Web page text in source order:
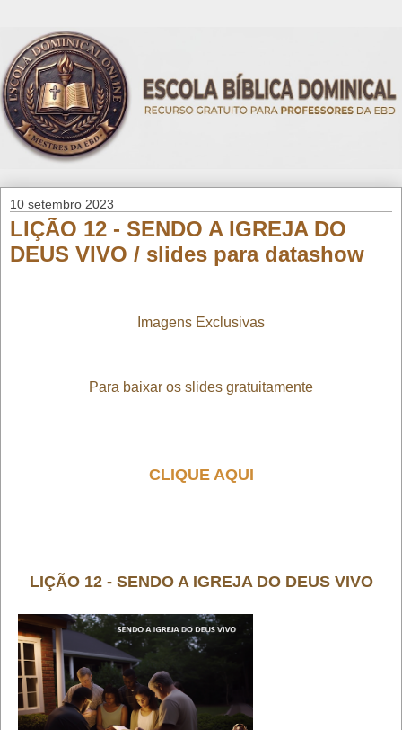
10 setembro 2023
LIÇÃO 12 - SENDO A IGREJA DO
DEUS VIVO / slides para datashow
Imagens Exclusivas
Para baixar os slides gratuitamente
CLIQUE AQUI
LIÇÃO 12 - SENDO A IGREJA DO DEUS VIVO